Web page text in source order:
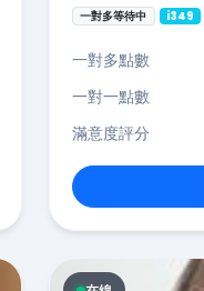
一對多等待中 i349
一對多點數
一對一點數
滿意度評分